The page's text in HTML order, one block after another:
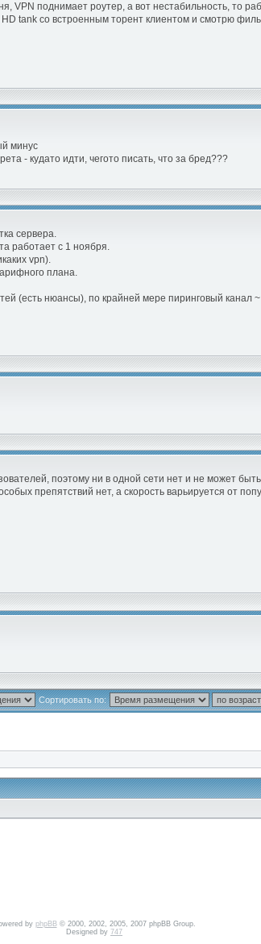
VPN поднимает роутер, а вот нестабильность, то
tank со встроенным торент клиентом и смотрю
минус
- кудато идти, чегото писать, что за бред???
сервера.
работает с 1 ноября.
vpn).
плана.
(есть нюансы), по крайней мере пиринговый канал
поэтому ни в одной сети нет и не может
препятствий нет, а скорость варьируется от
Сортировать по:
by phpBB© 2000, 2002, 2005, 2007 phpBB Group.
Designed by 747